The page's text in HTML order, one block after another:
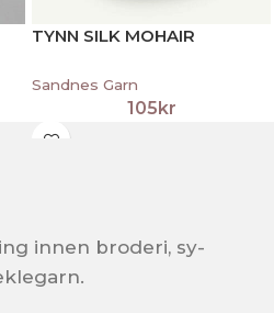
TYNN SILK MOHAIR
Sandnes Garn
105kr
innen broderi, sy-